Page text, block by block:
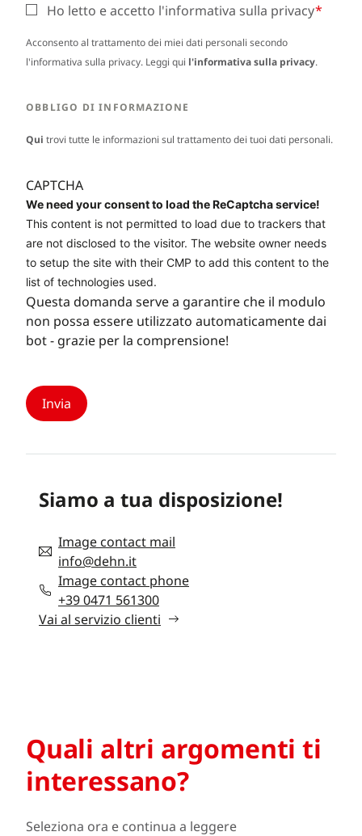
Ho letto e accetto l'informativa sulla privacy
Acconsento al trattamento dei miei dati personali secondo
l'informativa sulla privacy. Leggi qui l'informativa sulla privacy.
OBBLIGO DI INFORMAZIONE
Qui trovi tutte le informazioni sul trattamento dei tuoi dati personali.
CAPTCHA
We need your consent to load the ReCaptcha service!
This content is not permitted to load due to trackers that
are not disclosed to the visitor. The website owner needs
to setup the site with their CMP to add this content to the
list of technologies used.
Questa domanda serve a garantire che il modulo
non possa essere utilizzato automaticamente dai
bot - grazie per la comprensione!
Siamo a tua disposizione!
Image contact mail
info@dehn.it
Image contact phone
+39 0471 561300
Vai al servizio clienti
Quali altri argomenti ti
interessano?
Seleziona ora e continua a leggere